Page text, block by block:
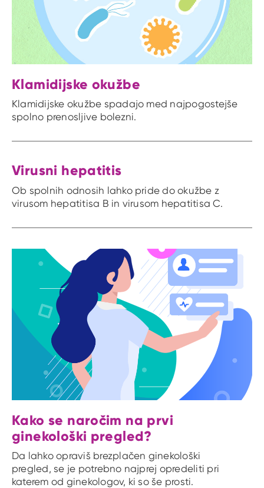
Klamidijske okužbe
Klamidijske okužbe spadajo med najpogostejše
spolno prenosljive bolezni.
Virusni hepatitis
Ob spolnih odnosih lahko pride do okužbe z
virusom hepatitisa B in virusom hepatitisa C.
Kako se naročim na prvi
ginekološki pregled?
Da lahko opraviš brezplačen ginekološki
pregled, se je potrebno najprej opredeliti pri
katerem od ginekologov, ki so še prosti.